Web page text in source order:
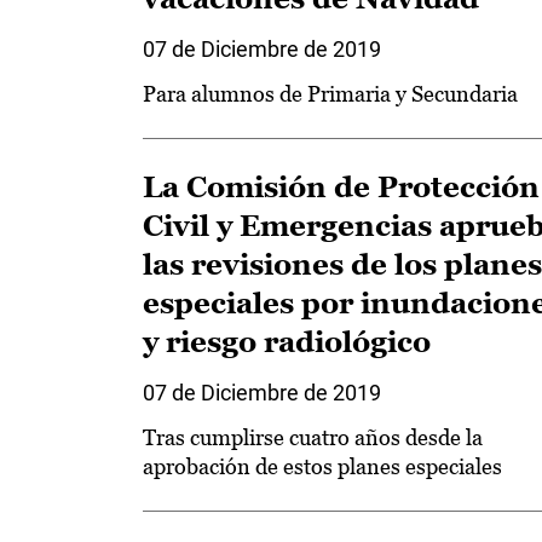
07 de Diciembre de 2019
Para alumnos de Primaria y Secundaria
La Comisión de Protección
Civil y Emergencias
las revisiones de los planes
especiales por
y riesgo radiológico
07 de Diciembre de 2019
Tras cumplirse cuatro años desde la
aprobación de estos planes especiales